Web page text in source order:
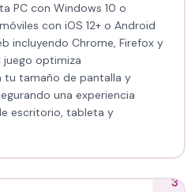
PC con Windows 10 o
con iOS 12+ o Android
incluyendo Chrome, Firefox y
juego optimiza
tamaño de pantalla y
una experiencia
escritorio, tableta y
3